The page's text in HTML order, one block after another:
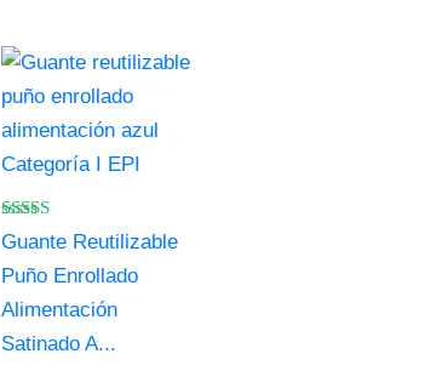
Valorado
con
4.86
de 5
Guante Reutilizable
Puño Enrollado
Alimentación
Satinado A...
Este
producto
tiene
múltiples
variantes.
Las
opciones
se
pueden